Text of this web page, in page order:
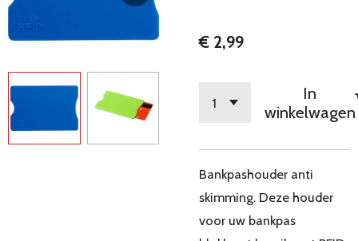
€ 2,99
In
winkelwagen
Bankpashouder anti
skimming. Deze houder
voor uw bankpas